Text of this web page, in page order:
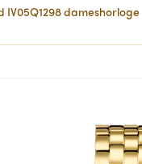
IV05Q1298 dameshorloge